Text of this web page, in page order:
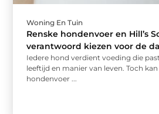
Woning En Tuin
Renske hondenvoer en Hill’s
verantwoord kiezen voor de
Iedere hond verdient voeding die
leeftijd en manier van leven. Toch
hondenvoer ...